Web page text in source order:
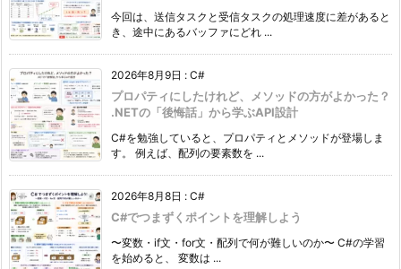
今回は、送信タスクと受信タスクの処理速度に差があると
き、途中にあるバッファにどれ ...
2026年8月9日 : C#
プロパティにしたけれど、メソッドの方がよかった？
.NETの「後悔話」から学ぶAPI設計
C#を勉強していると、プロパティとメソッドが登場しま
す。 例えば、配列の要素数を ...
2026年8月8日 : C#
C#でつまずくポイントを理解しよう
〜変数・if文・for文・配列で何が難しいのか〜 C#の学習
を始めると、 変数は ...